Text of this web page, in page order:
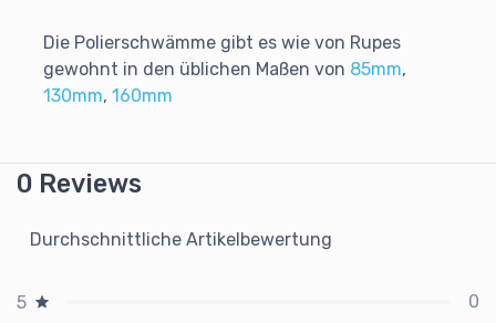
Die Polierschwämme gibt es wie von Rupes
gewohnt in den üblichen Maßen von 85mm,
130mm, 160mm
0 Reviews
Durchschnittliche Artikelbewertung
5
0